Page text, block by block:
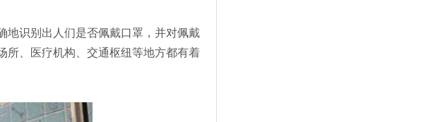
地识别出人们是否佩戴口罩，并对佩戴
所、医疗机构、交通枢纽等地方都有着